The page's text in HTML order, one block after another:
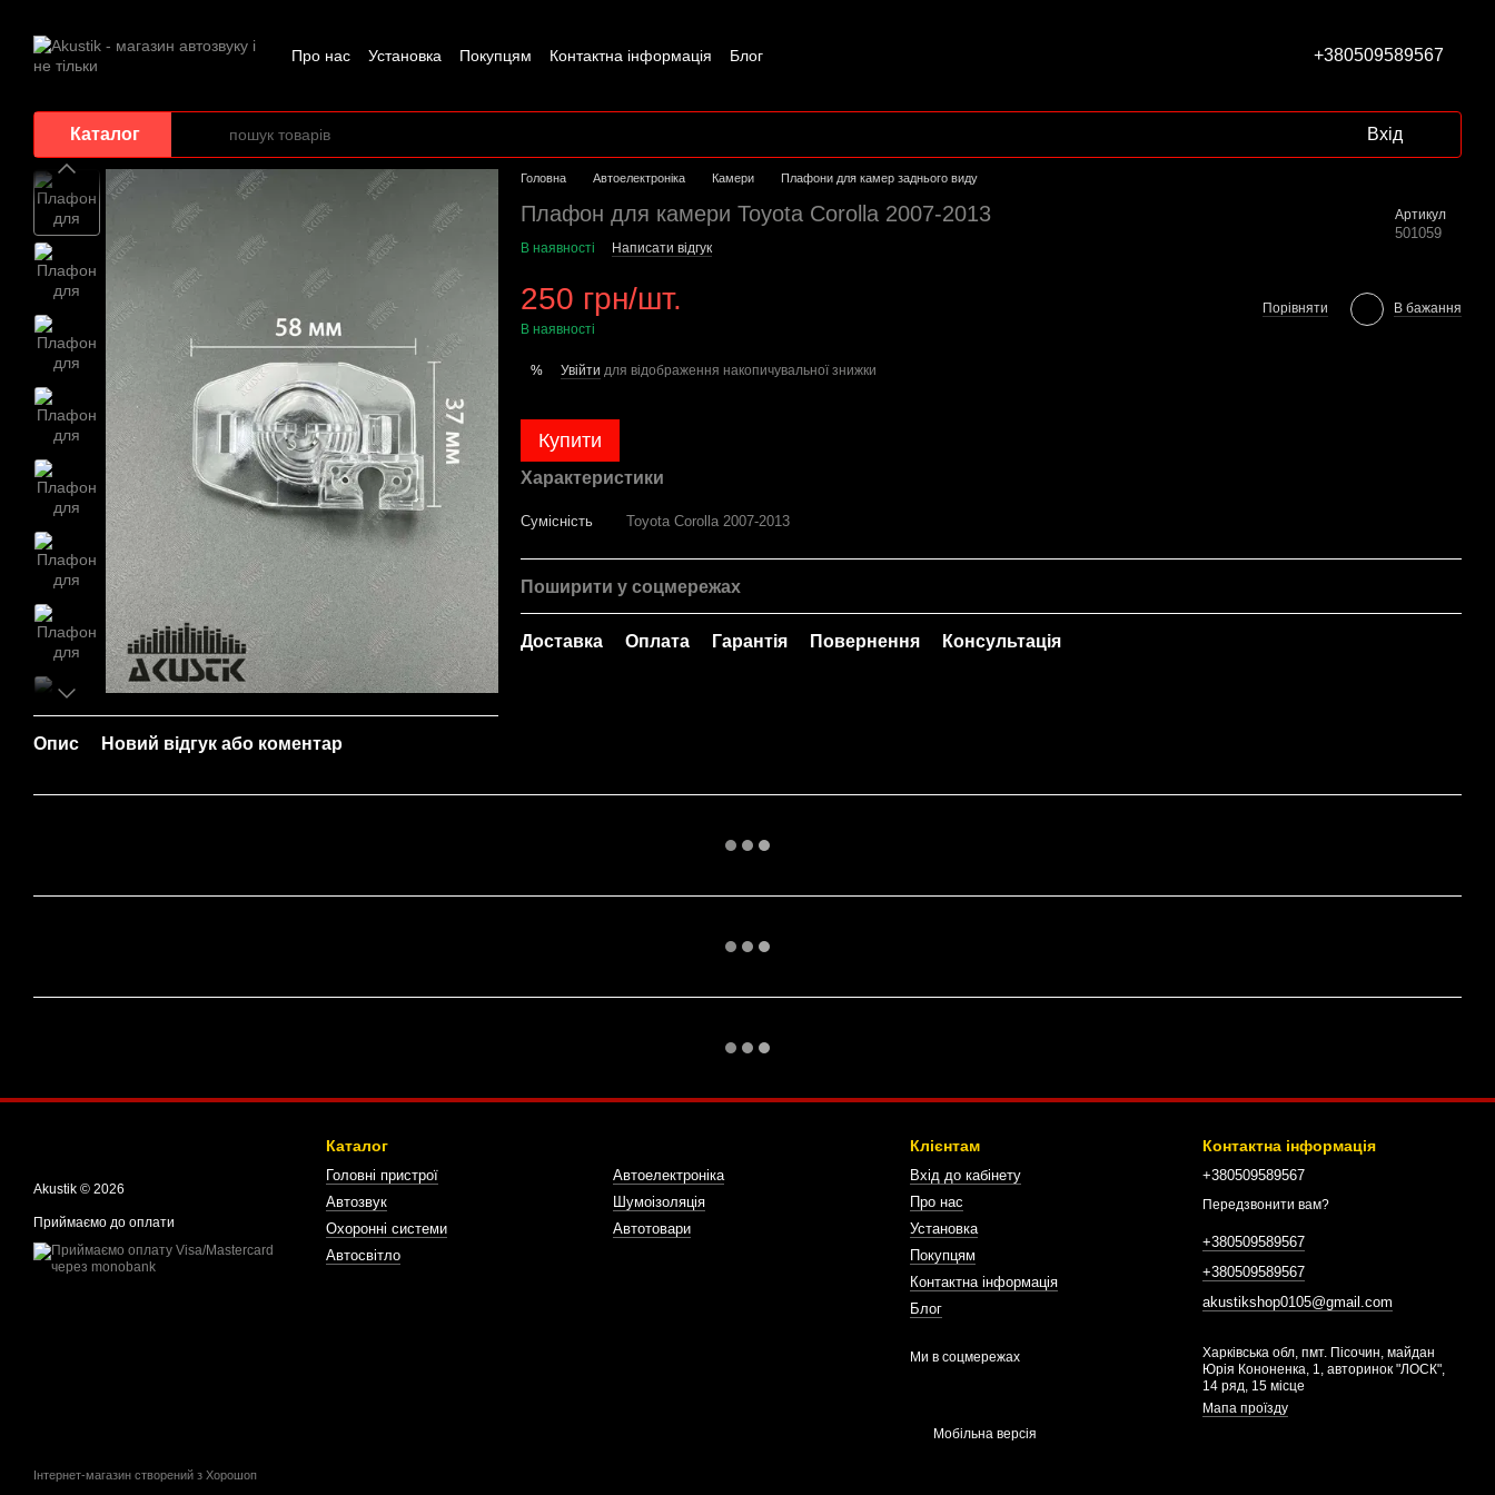
Про нас Установка Покупцям Контактна інформація Блог +380509589567
Каталог Вхід
Опис Новий відгук або коментар
Головна Автоелектроніка Камери Плафони для камер заднього виду
Плафон для камери Toyota Corolla 2007-2013 Артикул
501059
В наявності Написати відгук
250 грн/шт.
В наявності
Порівняти В бажання
% Увійти для відображення накопичувальної знижки
Купити
Характеристики
Сумісність Toyota Corolla 2007-2013
Поширити у соцмережах
Доставка Оплата Гарантія Повернення Консультація
Akustik © 2026
Приймаємо до оплати
Інтернет-магазин створений з Хорошоп
Каталог
Головні пристрої
Автозвук
Охоронні системи
Автосвітло
Автоелектроніка
Шумоізоляція
Автотовари
Клієнтам
Вхід до кабінету
Про нас
Установка
Покупцям
Контактна інформація
Блог
Ми в соцмережах
Мобільна версія
Контактна інформація
+380509589567
Передзвонити вам?
+380509589567
+380509589567
akustikshop0105@gmail.com
Харківська обл, пмт. Пісочин, майдан
Юрія Кононенка, 1, авторинок "ЛОСК",
14 ряд, 15 місце
Мапа проїзду